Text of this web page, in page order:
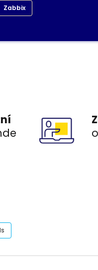
Zabbix